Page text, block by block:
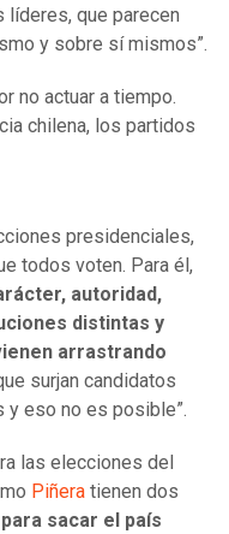
que parecen
y sobre sí mismos”.
no actuar a tiempo.
chilena, los partidos
presidenciales,
todos voten. Para él,
autoridad,
distintas y
arrastrando
surjan candidatos
y eso no es posible”.
las elecciones del
Piñera tienen dos
sacar el país